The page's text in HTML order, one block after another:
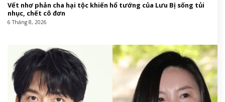
Vết nhơ phản cha hại tộc khiến hổ tướng của Lưu Bị sống tủi
nhục, chết cô đơn
6 Tháng 8, 2026